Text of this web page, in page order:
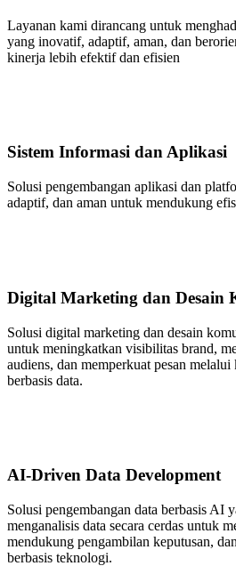
Layanan kami dirancang untuk
yang inovatif, adaptif, aman, dan
kinerja lebih efektif dan efisien
Sistem Informasi dan Aplikasi
Solusi pengembangan aplikasi dan
adaptif, dan aman untuk mendukung
Digital Marketing dan Desain
Solusi digital marketing dan desain
untuk meningkatkan visibilitas brand,
audiens, dan memperkuat pesan
berbasis data.
AI-Driven Data Development
Solusi pengembangan data berbasis AI
menganalisis data secara cerdas untuk
mendukung pengambilan keputusan,
berbasis teknologi.